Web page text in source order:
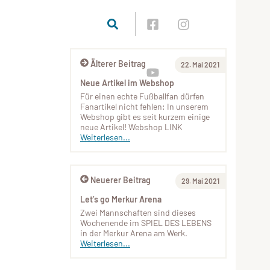
Älterer Beitrag 22. Mai 2021
Neue Artikel im Webshop
Für einen echte Fußballfan dürfen
Fanartikel nicht fehlen: In unserem
Webshop gibt es seit kurzem einige
neue Artikel! Webshop LINK
Weiterlesen...
Neuerer Beitrag 29. Mai 2021
Let’s go Merkur Arena
Zwei Mannschaften sind dieses
Wochenende im SPIEL DES LEBENS
in der Merkur Arena am Werk.
Weiterlesen...